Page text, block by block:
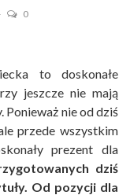
0
to doskonałe
jeszcze nie mają
Ponieważ nie od dziś
przede wszystkim
prezent dla
dziś
Od pozycji dla